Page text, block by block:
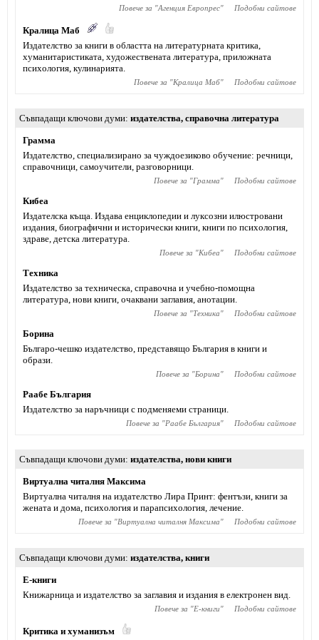
Повече за "Агенция Европрес" Подобни сайтове
Кралица Маб
Издателство за книги в областта на литературната критика,
хуманитаристиката, художествената литература, приложната
психология, кулинарията.
Повече за "Кралица Маб" Подобни сайтове
Съвпадащи ключови думи издателства, справочна литература
Грамма
Издателство, специализирано за чуждоезиково обучение: речници,
справочници, самоучители, разговорници.
Повече за "Грамма" Подобни сайтове
Кибеа
Издателска къща. Издава енциклопедии и луксозни илюстровани
издания, биографични и исторически книги, книги по психология,
здраве, детска литература.
Повече за "Кибеа" Подобни сайтове
Техника
Издателство за техническа, справочна и учебно-помощна
литература, нови книги, очаквани заглавия, анотации.
Повече за "Техника" Подобни сайтове
Борина
Българо-чешко издателство, представящо България в книги и
образи.
Повече за "Борина" Подобни сайтове
Раабе България
Издателство за наръчници с подменяеми страници.
Повече за "Раабе България" Подобни сайтове
Съвпадащи ключови думи издателства, нови книги
Виртуална читалня Максима
Виртуална читалня на издателство Лира Принт: фентъзи, книги за
жената и дома, психология и парапсихология, лечение.
Повече за "Виртуална читалня Максима" Подобни сайтове
Съвпадащи ключови думи издателства, книги
Е-книги
Книжарница и издателство за заглавия и издания в електронен вид.
Повече за "Е-книги" Подобни сайтове
Критика и хуманизъм